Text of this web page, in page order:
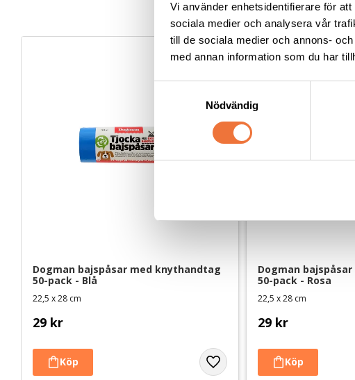
Vi använder enhetsidentifierare för
sociala medier och analysera vår
till de sociala medier och annons-
med annan information som du har
t
y
s
Nödvändig
Dogman bajspåsar med knythandtag
50-pack - Blå
22,5 x 28 cm
29 kr
Dogman
50-pack - Rosa
22,5 x 28 cm
29 kr